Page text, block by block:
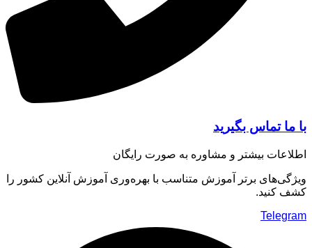
تماس بگیرید
بیشتر و مشاوره به صورت رایگان
برتر آموزش متناسب با بهره‌وری آموزش آنلاین کشور را
کنید.